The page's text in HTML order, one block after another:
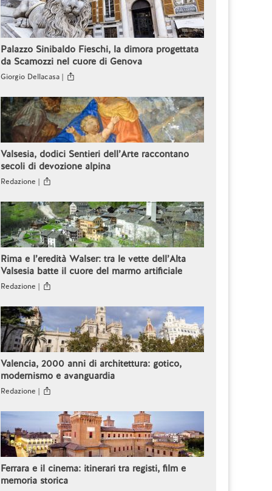
Palazzo Sinibaldo Fieschi, la dimora progettata
da Scamozzi nel cuore di Genova
Giorgio Dellacasa |
Valsesia, dodici Sentieri dell’Arte raccontano
secoli di devozione alpina
Redazione |
Rima e l’eredità Walser: tra le vette dell’Alta
Valsesia batte il cuore del marmo artificiale
Redazione |
Valencia, 2000 anni di architettura: gotico,
modernismo e avanguardia
Redazione |
Ferrara e il cinema: itinerari tra registi, film e
memoria storica